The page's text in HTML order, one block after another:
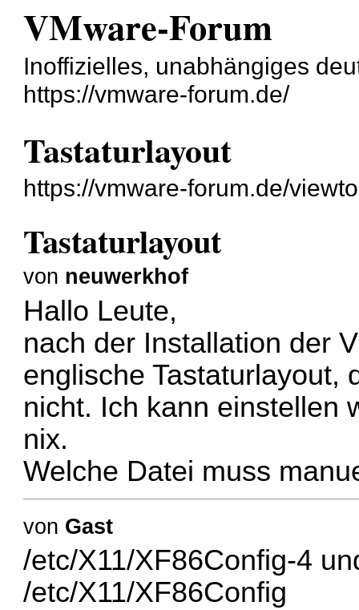
VMware-Forum
Inoffizielles, unabhängiges
https://vmware-forum.de/
Tastaturlayout
https://vmware-forum.de/
Tastaturlayout
von neuwerkhof
Hallo Leute,
nach der Installation der
englische Tastaturlayout,
nicht. Ich kann einstellen
nix.
Welche Datei muss
von Gast
/etc/X11/XF86Config-4
/etc/X11/XF86Config